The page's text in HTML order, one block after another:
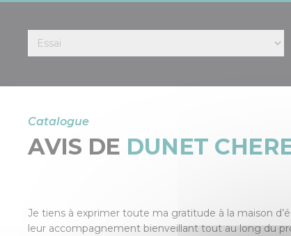
Catalogue
AVIS DE DUNET
Je tiens à exprimer toute ma gratitude à la maison
leur accompagnement bienveillant tout au long du